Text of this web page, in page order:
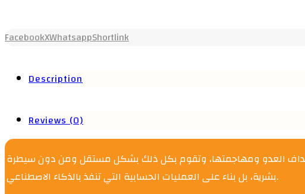
FacebookXWhatsappShortlink
Description
Reviews (0)
أهداف العدو ومهاجمتها، وتقوم بكل ذلك بشكل مستقل ومن دون سيطرة
بشرية، بل بناء على العمليات الحسابية التي تنفذ بالذكاء الاصطناعي.